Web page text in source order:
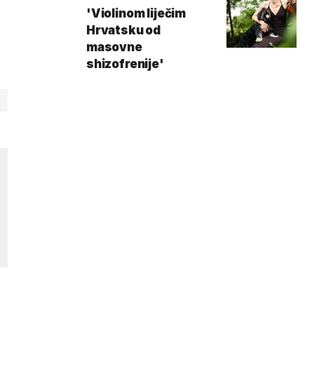
'Violinom liječim
Hrvatsku od
masovne
shizofrenije'